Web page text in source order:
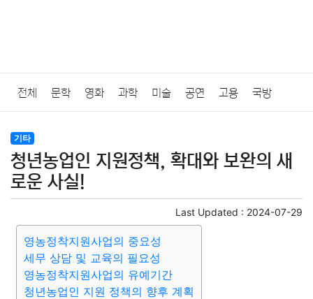
전체 문학 영화 과학 미술 공연 고용 국방
법률
질병 가요 방송 일상 주식 암호화폐 블록체인
미용 증권 인테리어
요리 상품리뷰 원예 금융
대출 자동차 취미 여행 맛집
기타
청년농업인 지원정책, 확대와 보완의 새
로운 사실!
Last Updated : 2024-07-29
영농정착지원사업의 중요성
세무 상담 및 교육의 필요성
영농정착지원사업의 유예기간
청년농업인 지원 정책의 향후 계획